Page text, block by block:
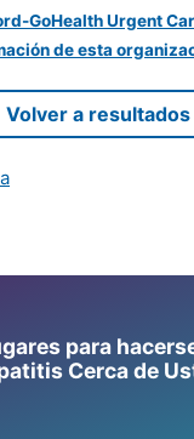
de esta
Volver a resultados
para
Cerca de